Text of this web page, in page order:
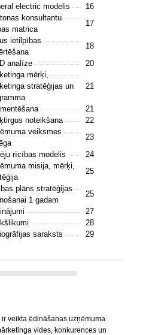
electric modelis
16
konsultantu
matrica
17
ietilpības
18
analīze 20
mērķi,
stratēģijas un
21
21
noteikšana
22
veiksmes
23
rīcības modelis
24
misija, mērķi,
25
plāns stratēģijas
1 gadam
25
27
28
saraksts
29
veikta ēdināšanas uzņēmuma
vides, konkurences un